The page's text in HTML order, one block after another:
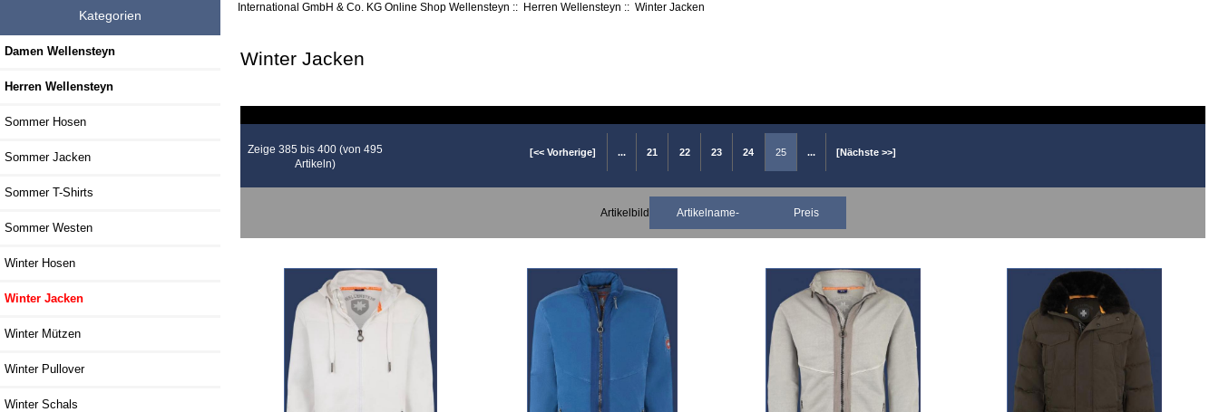
Kategorien
Damen Wellensteyn
Herren Wellensteyn
Sommer Hosen
Sommer Jacken
Sommer T-Shirts
Sommer Westen
Winter Hosen
Winter Jacken
Winter Mützen
Winter Pullover
Winter Schals
International GmbH & Co. KG Online Shop Wellensteyn :: Herren Wellensteyn :: Winter Jacken
Winter Jacken
[<< Vorherige] ... 21 22 23 24 25 ... [Nächste >>]
Zeige 385 bis 400 (von 495
Artikeln)
Artikelbild Artikelname- Preis